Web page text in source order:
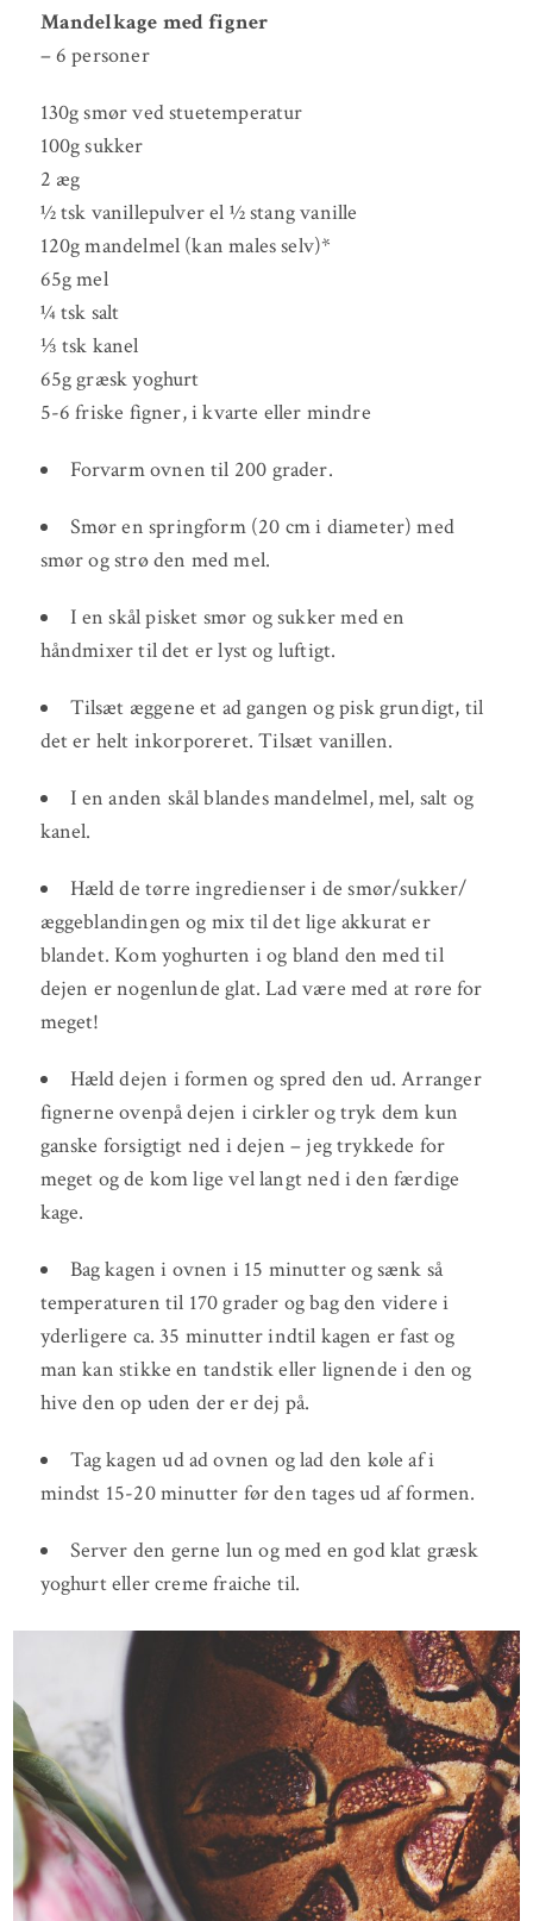
Mandelkage med figner
– 6 personer
130g smør ved stuetemperatur
100g sukker
2 æg
½ tsk vanillepulver el ½ stang vanille
120g mandelmel (kan males selv)*
65g mel
¼ tsk salt
⅓ tsk kanel
65g græsk yoghurt
5-6 friske figner, i kvarte eller mindre
Forvarm ovnen til 200 grader.
Smør en springform (20 cm i diameter) med
smør og strø den med mel.
I en skål pisket smør og sukker med en
håndmixer til det er lyst og luftigt.
Tilsæt æggene et ad gangen og pisk grundigt, til
det er helt inkorporeret. Tilsæt vanillen.
I en anden skål blandes mandelmel, mel, salt og
kanel.
Hæld de tørre ingredienser i de smør/sukker/
æggeblandingen og mix til det lige akkurat er
blandet. Kom yoghurten i og bland den med til
dejen er nogenlunde glat. Lad være med at røre for
meget!
Hæld dejen i formen og spred den ud. Arranger
fignerne ovenpå dejen i cirkler og tryk dem kun
ganske forsigtigt ned i dejen – jeg trykkede for
meget og de kom lige vel langt ned i den færdige
kage.
Bag kagen i ovnen i 15 minutter og sænk så
temperaturen til 170 grader og bag den videre i
yderligere ca. 35 minutter indtil kagen er fast og
man kan stikke en tandstik eller lignende i den og
hive den op uden der er dej på.
Tag kagen ud ad ovnen og lad den køle af i
mindst 15-20 minutter før den tages ud af formen.
Server den gerne lun og med en god klat græsk
yoghurt eller creme fraiche til.